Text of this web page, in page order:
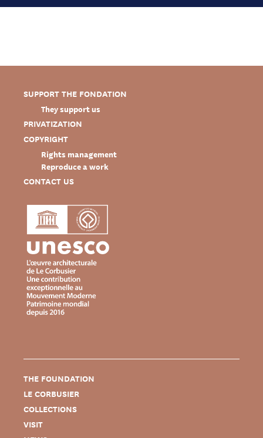
SUPPORT THE FONDATION
They support us
PRIVATIZATION
COPYRIGHT
Rights management
Reproduce a work
CONTACT US
THE FOUNDATION
LE CORBUSIER
COLLECTIONS
VISIT